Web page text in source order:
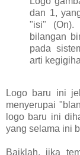
dan 1,
"isi" (On).
bilangan
pada
arti
Logo baru ini
menyerupai
logo baru ini
yang selama ini
Baiklah, jika